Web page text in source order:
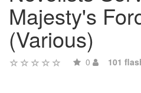
Majesty's
(Various)
0 101